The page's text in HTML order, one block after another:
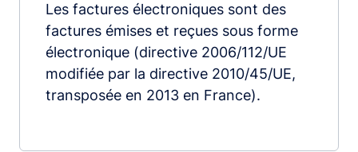
Les factures électroniques sont des
factures émises et reçues sous forme
électronique (directive 2006/112/UE
modifiée par la directive 2010/45/UE,
transposée en 2013 en France).